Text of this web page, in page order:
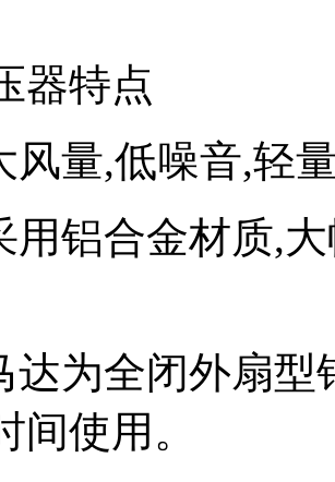
器特点
风量,低噪音,轻
用铝合金材质,
达为全闭外扇型
间使用。